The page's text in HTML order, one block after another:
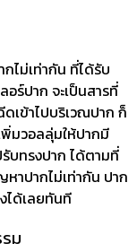
ไม่เท่ากัน ที่ได้รับ
ร์ปาก จะเป็นสารที่
เข้าไปบริเวณปาก ก็
พิ่มวอลลุ่มให้ปากมี
บทรงปาก ได้ตามที่
าปากไม่เท่ากัน ปาก
ได้เลยทันที
ม